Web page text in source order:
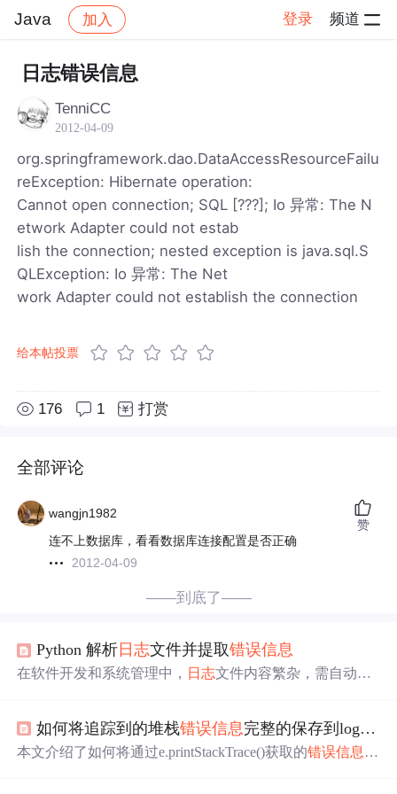
Java 加入 登录 频道
社区 Java 帖子详情
日志错误信息
TenniCC
2012-04-09
org.springframework.dao.DataAccessResourceFailu
reException: Hibernate operation:
Cannot open connection; SQL [???]; Io 异常: The N
etwork Adapter could not estab
lish the connection; nested exception is java.sql.S
QLException: Io 异常: The Net
work Adapter could not establish the connection
给本帖投票
176 1 打赏
全部评论
wangjn1982
连不上数据库，看看数据库连接配置是否正确
2012-04-09
赞
——到底了——
Python 解析 日志文件并提取错误信息
在软件开发和系统管理中， 日志文件内容繁杂，需自动化
错误信息等步骤，还给出完整示例代码，可根据需求扩展
功能。
如何将追踪到的堆栈错误信息完整的保存到log4j 日
本文介绍了如何将通过e.printStackTrace()获取的错误信息 ，